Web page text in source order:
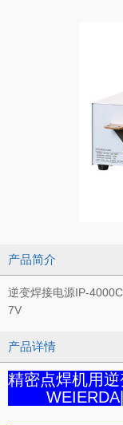
产品简介
逆变焊接电源IP-
7V
产品详情
精密点焊机用
WEIERDA|